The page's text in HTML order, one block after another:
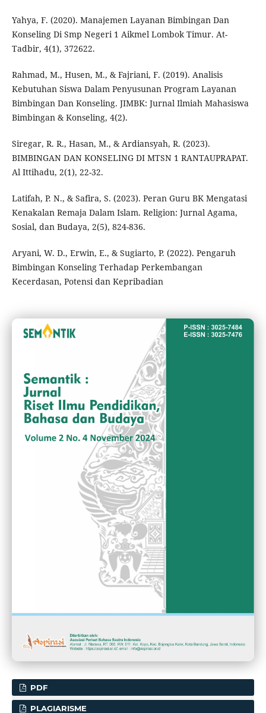
Yahya, F. (2020). Manajemen Layanan Bimbingan Dan
Konseling Di Smp Negeri 1 Aikmel Lombok Timur. At-
Tadbir, 4(1), 372622.
Rahmad, M., Husen, M., & Fajriani, F. (2019). Analisis
Kebutuhan Siswa Dalam Penyusunan Program Layanan
Bimbingan Dan Konseling. JIMBK: Jurnal Ilmiah Mahasiswa
Bimbingan & Konseling, 4(2).
Siregar, R. R., Hasan, M., & Ardiansyah, R. (2023).
BIMBINGAN DAN KONSELING DI MTSN 1 RANTAUPRAPAT.
Al Ittihadu, 2(1), 22-32.
Latifah, P. N., & Safira, S. (2023). Peran Guru BK Mengatasi
Kenakalan Remaja Dalam Islam. Religion: Jurnal Agama,
Sosial, dan Budaya, 2(5), 824-836.
Aryani, W. D., Erwin, E., & Sugiarto, P. (2022). Pengaruh
Bimbingan Konseling Terhadap Perkembangan
Kecerdasan, Potensi dan Kepribadian
PDF
PLAGIARISME